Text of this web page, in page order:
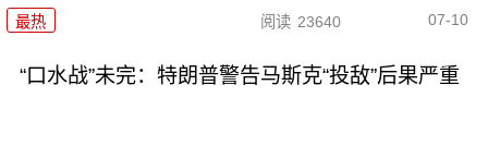
最热 阅读 23640 07-10
“口水战”未完：特朗普警告马斯克“投敌”后果严重